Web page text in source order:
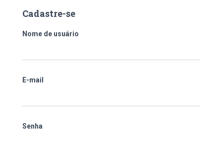
Cadastre-se
Nome de usuário
E-mail
Senha